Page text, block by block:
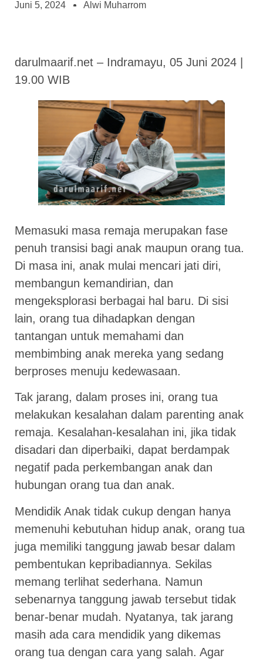
Juni 5, 2024 Alwi Muharrom
darulmaarif.net – Indramayu, 05 Juni 2024 |
19.00 WIB
Memasuki masa remaja merupakan fase
penuh transisi bagi anak maupun orang tua.
Di masa ini, anak mulai mencari jati diri,
membangun kemandirian, dan
mengeksplorasi berbagai hal baru. Di sisi
lain, orang tua dihadapkan dengan
tantangan untuk memahami dan
membimbing anak mereka yang sedang
berproses menuju kedewasaan.
Tak jarang, dalam proses ini, orang tua
melakukan kesalahan dalam parenting anak
remaja. Kesalahan-kesalahan ini, jika tidak
disadari dan diperbaiki, dapat berdampak
negatif pada perkembangan anak dan
hubungan orang tua dan anak.
Mendidik Anak tidak cukup dengan hanya
memenuhi kebutuhan hidup anak, orang tua
juga memiliki tanggung jawab besar dalam
pembentukan kepribadiannya. Sekilas
memang terlihat sederhana. Namun
sebenarnya tanggung jawab tersebut tidak
benar-benar mudah. Nyatanya, tak jarang
masih ada cara mendidik yang dikemas
orang tua dengan cara yang salah. Agar